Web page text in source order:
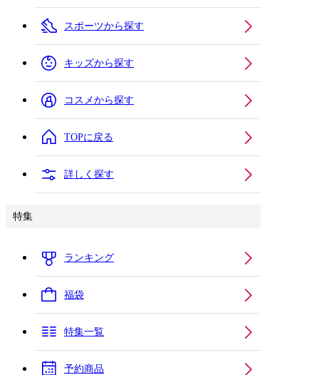
スポーツから探す
キッズから探す
コスメから探す
TOPに戻る
詳しく探す
特集
ランキング
福袋
特集一覧
予約商品